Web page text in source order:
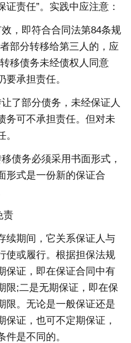
责任”。实践中应注意：
，即符合合同法第84条规
部分转移给第三人的，应
移债务未经债权人同意
承担责任。
了部分债务，未经保证人
务可不承担责任。但对未
债务必须采用书面形式，
形式是一份新的保证合
责
续期间，它关系保证人与
使或履行。根据担保法规
保证，即在保证合同中有
限;二是无期保证，即在保
限。无论是一般保证还是
保证，也可不定期保证，
是不同的。